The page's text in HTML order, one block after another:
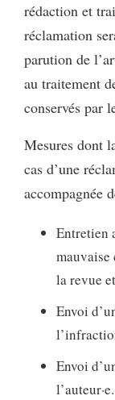
rédaction et
réclamation
parution de
au traitement
conservés par
Mesures dont
cas d’une
accompagnée
Entretien
mauvaise
la revue
Envoi
Envoi
l’auteur·e.